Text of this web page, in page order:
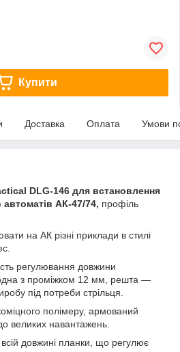
Купити
Доставка Оплата Умови
DLG-146 для встановлення
автоматів АК-47/74, профіль
на АК різні приклади в стилі
регулювання довжини
з проміжком 12 мм, решта —
під потреби стрільця.
полімеру, армований
великих навантажень.
довжині планки, що регулює